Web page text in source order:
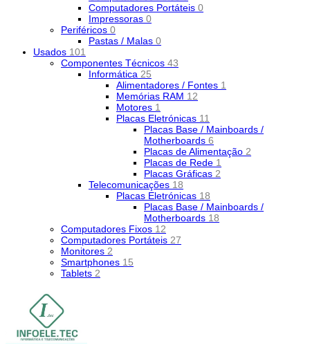
Computadores Portáteis 0
Impressoras 0
Periféricos 0
Pastas / Malas 0
Usados 101
Componentes Técnicos 43
Informática 25
Alimentadores / Fontes 1
Memórias RAM 12
Motores 1
Placas Eletrónicas 11
Placas Base / Mainboards /
Motherboards 6
Placas de Alimentação 2
Placas de Rede 1
Placas Gráficas 2
Telecomunicações 18
Placas Eletrónicas 18
Placas Base / Mainboards /
Motherboards 18
Computadores Fixos 12
Computadores Portáteis 27
Monitores 2
Smartphones 15
Tablets 2